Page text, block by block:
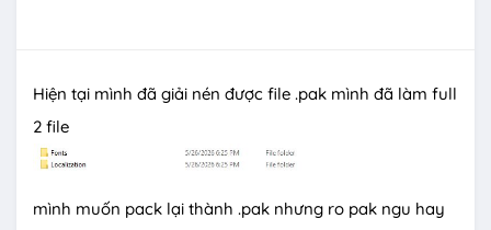
Hiện tại mình đã giải nén được file .pak mình đã làm full
2 file
mình muốn pack lại thành .pak nhưng ro pak ngu hay